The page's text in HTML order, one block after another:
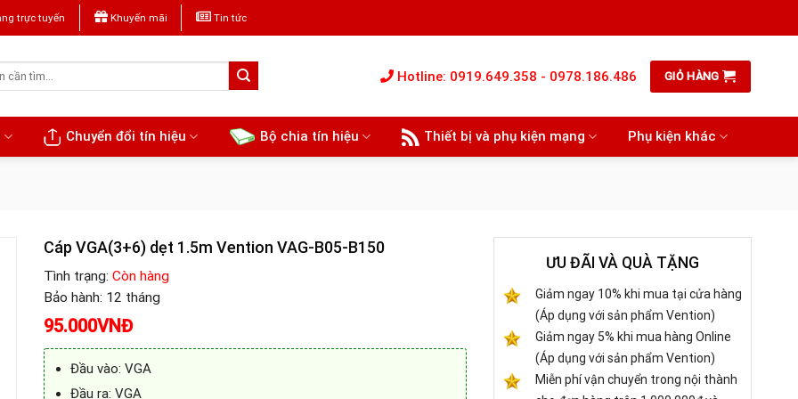
trực tuyến Khuyến mãi Tin tức
Hotline: 0919.649.358 - 0978.186.486 GIỎ HÀNG
Chuyển đổi tín hiệu Bộ chia tín hiệu Thiết bị và phụ kiện mạng Phụ kiện khác
Cáp VGA(3+6) dẹt 1.5m Vention VAG-B05-B150
Tình trạng: Còn hàng
Bảo hành: 12 tháng
95.000VNĐ
Đầu vào: VGA
Đầu ra: VGA
ƯU ĐÃI VÀ QUÀ TẶNG
Giảm ngay 10% khi mua tại cửa hàng
(Áp dụng với sản phẩm Vention)
Giảm ngay 5% khi mua hàng Online
(Áp dụng với sản phẩm Vention)
Miễn phí vận chuyển trong nội thành